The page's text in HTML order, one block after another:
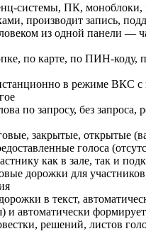
системы, ПК, моноблоки,
производит запись,
из одной панели —
по карте, по ПИН-коду,
в режиме ВКС с
по запросу, без
закрытые, открытые
голоса
как в зале, так и
дорожки для
в текст,
и автоматически
решений, листов